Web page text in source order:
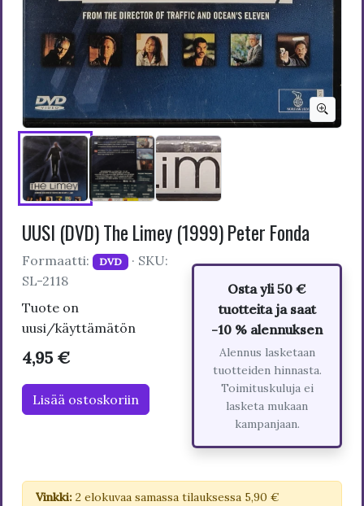
UUSI (DVD) The Limey (1999) Peter Fonda
Formaatti: DVD · SKU:
SL-2118
Tuote on
uusi/käyttämätön
4,95 €
Lisää ostoskoriin
Osta yli 50 €
tuotteita ja saat
-10 % alennuksen
Alennus lasketaan
tuotteiden hinnasta.
Toimituskuluja ei
lasketa mukaan
kampanjaan.
Vinkki: 2 elokuvaa samassa tilauksessa 5,90 €